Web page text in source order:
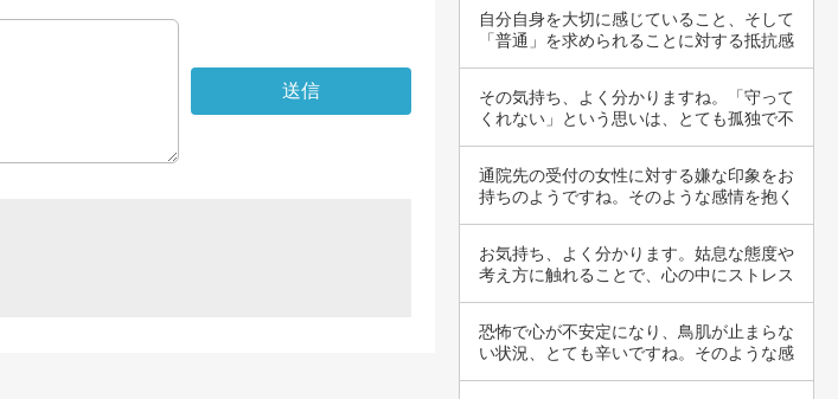
自分自身を大切に感じていること、そして
「普通」を求められることに対する抵抗感
その気持ち、よく分かりますね。「守って
くれない」という思いは、とても孤独で不
通院先の受付の女性に対する嫌な印象をお
持ちのようですね。そのような感情を抱く
お気持ち、よく分かります。姑息な態度や
考え方に触れることで、心の中にストレス
恐怖で心が不安定になり、鳥肌が止まらな
い状況、とても辛いですね。そのような感